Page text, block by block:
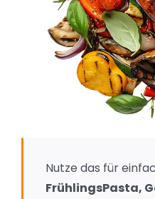
Nutze das für
FrühlingsPasta,